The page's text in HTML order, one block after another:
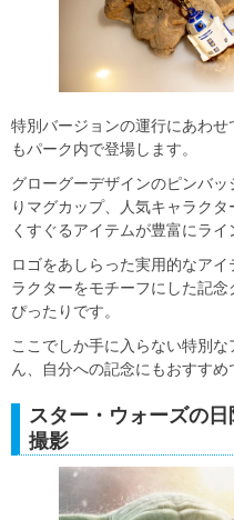
特別バージョンの運行にあわ
もパーク内で登場します。
グローグーデザインのピンバ
りマグカップ、人気キャラク
くすぐるアイテムが豊富にライ
ロゴをあしらった実用的なア
ラクターをモチーフにした記
ぴったりです。
ここでしか手に入らない特別
ん、自分への記念にもおすすめ
スター・ウォーズの
撮影